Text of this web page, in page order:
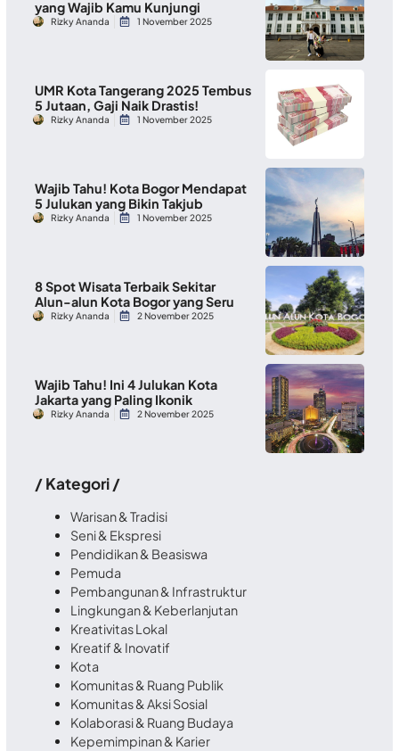
yang Wajib Kamu Kunjungi
Rizky Ananda 1 November 2025
UMR Kota Tangerang 2025 Tembus
5 Jutaan, Gaji Naik Drastis!
Rizky Ananda 1 November 2025
Wajib Tahu! Kota Bogor Mendapat
5 Julukan yang Bikin Takjub
Rizky Ananda 1 November 2025
8 Spot Wisata Terbaik Sekitar
Alun-alun Kota Bogor yang Seru
Rizky Ananda 2 November 2025
Wajib Tahu! Ini 4 Julukan Kota
Jakarta yang Paling Ikonik
Rizky Ananda 2 November 2025
/ Kategori /
Warisan & Tradisi
Seni & Ekspresi
Pendidikan & Beasiswa
Pemuda
Pembangunan & Infrastruktur
Lingkungan & Keberlanjutan
Kreativitas Lokal
Kreatif & Inovatif
Kota
Komunitas & Ruang Publik
Komunitas & Aksi Sosial
Kolaborasi & Ruang Budaya
Kepemimpinan & Karier